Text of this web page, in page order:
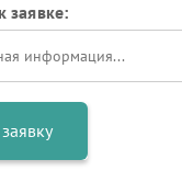
заявке: